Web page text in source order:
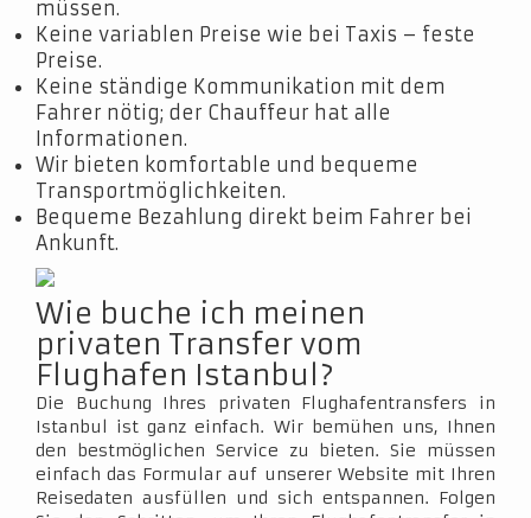
müssen.
Keine variablen Preise wie bei Taxis – feste
Preise.
Keine ständige Kommunikation mit dem
Fahrer nötig; der Chauffeur hat alle
Informationen.
Wir bieten komfortable und bequeme
Transportmöglichkeiten.
Bequeme Bezahlung direkt beim Fahrer bei
Ankunft.
Wie buche ich meinen
privaten Transfer vom
Flughafen Istanbul?
Die Buchung Ihres privaten Flughafentransfers in
Istanbul ist ganz einfach. Wir bemühen uns, Ihnen
den bestmöglichen Service zu bieten. Sie müssen
einfach das Formular auf unserer Website mit Ihren
Reisedaten ausfüllen und sich entspannen. Folgen